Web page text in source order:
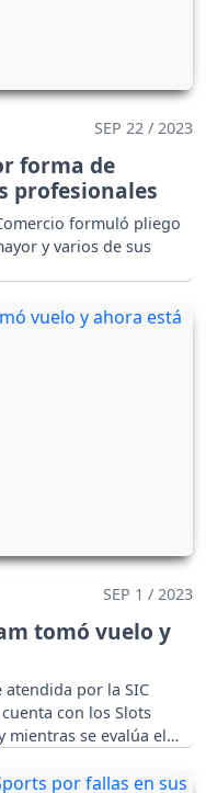
SEP 22 / 2023
forma de
profesionales
formuló pliego
y varios de sus
SEP 1 / 2023
tomó vuelo y
por la SIC
con los Slots
mientras se evalúa el